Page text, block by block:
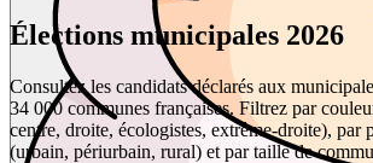
Élections municipales 2026
Consultez les candidats déclarés aux
34 000 communes françaises. Filtrez par
centre, droite, écologistes, extrême-droite), par
(urbain, périurbain, rural) et par taille de